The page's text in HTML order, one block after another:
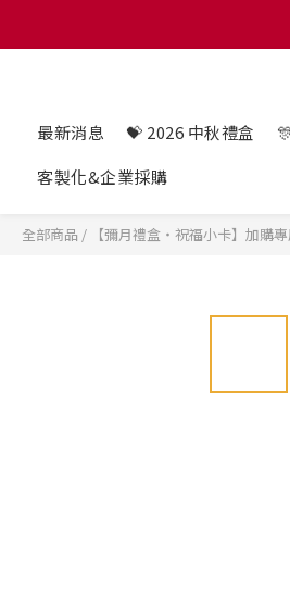
最新消息 💝 2026 中秋禮盒
客製化&企業採購
全部商品 / 【彌月禮盒・祝福小卡】加購